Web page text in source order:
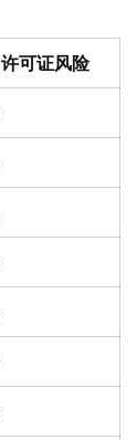
许可证风险